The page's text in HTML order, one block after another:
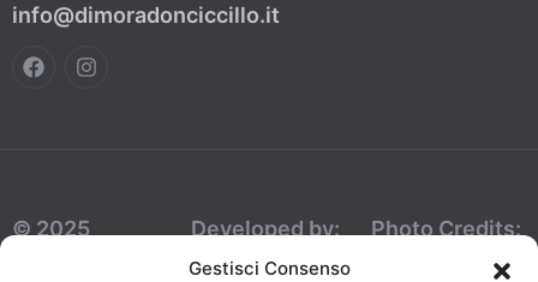
Gestisci Consenso
info@dimoradonciccillo.it
© 2025
Developed by:
AJepCom
Photo Credits:
Foto Mazzullo